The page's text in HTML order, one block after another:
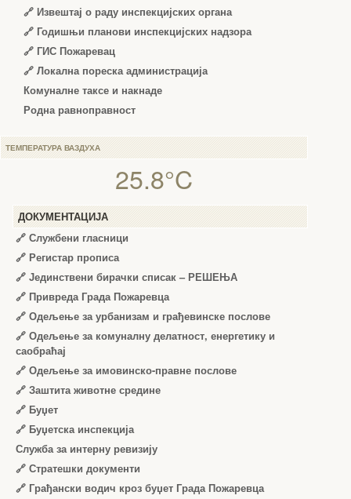
🔗 Извештај о раду инспекцијских органа
🔗 Годишњи планови инспекцијских надзора
🔗 ГИС Пожаревац
🔗 Локална пореска администрација
Комуналне таксе и накнаде
Родна равноправност
ТЕМПЕРАТУРА ВАЗДУХА
25.8°C
ДОКУМЕНТАЦИЈА
🔗 Службени гласници
🔗 Регистар прописа
🔗 Јединствени бирачки списак – РЕШЕЊА
🔗 Привреда Града Пожаревца
🔗 Одељење за урбанизам и грађевинске послове
🔗 Одељење за комуналну делатност, енергетику и
саобраћај
🔗 Одељење за имовинско-правне послове
🔗 Заштита животне средине
🔗 Буџет
🔗 Буџетска инспекција
Служба за интерну ревизију
🔗 Стратешки документи
🔗 Грађански водич кроз буџет Града Пожаревца